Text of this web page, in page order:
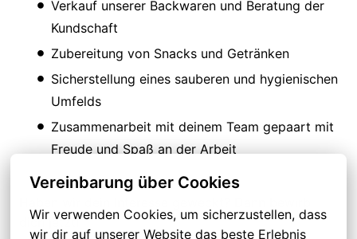
Vereinbarung über Cookies
Wir verwenden Cookies, um sicherzustellen, dass
wir dir auf unserer Website das beste Erlebnis
Verkauf unserer Backwaren und Beratung der
Kundschaft
Zubereitung von Snacks und Getränken
Sicherstellung eines sauberen und hygienischen
Umfelds
Zusammenarbeit mit deinem Team gepaart mit
Freude und Spaß an der Arbeit
dich jetzt!